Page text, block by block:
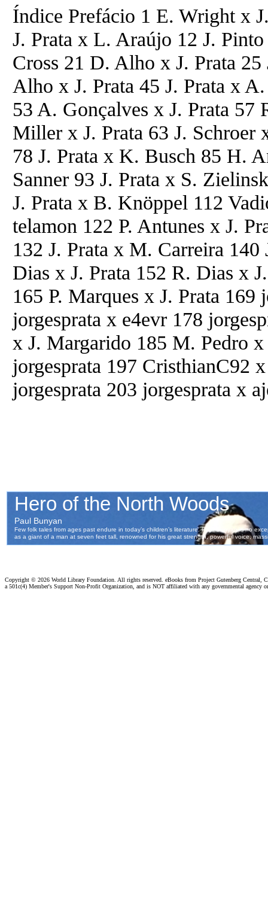
Índice Prefácio 1 E. Wright x
J. Prata x L. Araújo 12 J.
Cross 21 D. Alho x J. Prata
Alho x J. Prata 45 J. Prata x
53 A. Gonçalves x J. Prata 57
Miller x J. Prata 63 J. Schroer
78 J. Prata x K. Busch 85 H.
Sanner 93 J. Prata x S.
J. Prata x B. Knöppel 112
telamon 122 P. Antunes x J.
132 J. Prata x M. Carreira
Dias x J. Prata 152 R. Dias x
165 P. Marques x J. Prata 169
jorgesprata x e4evr 178
x J. Margarido 185 M. Pedro
jorgesprata 197 CristhianC92
jorgesprata 203 jorgesprata x
Copyright © 2026 World Library Foundation. All rights reserved. eBooks from Project Gutenberg Central,
a 501c(4) Member's Support Non-Profit Organization, and is NOT affiliated with any governmental agency